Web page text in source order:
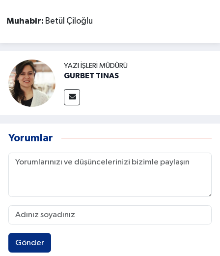
Muhabir: Betül Çiloğlu
YAZI İŞLERI MÜDÜRÜ
GURBET TINAS
Yorumlar
Gönder